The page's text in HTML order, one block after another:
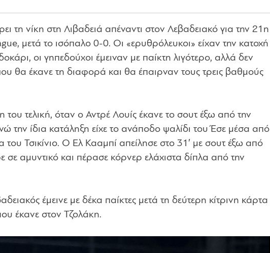
τη νίκη στη Λιβαδειά απέναντι στον Λεβαδειακό για την 21η
μετά το ισόπαλο 0-0. Οι «ερυθρόλευκοι» είχαν την κατοχή
οι γηπεδούχοι έμειναν με παίκτη λιγότερο, αλλά δεν
θα έκανε τη διαφορά και θα έπαιρναν τους τρεις βαθμούς
του τελική, όταν ο Αντρέ Λουίς έκανε το σουτ έξω από την
την ίδια κατάληξη είχε το ανάποδο ψαλίδι του Έσε μέσα από
του Τσικίνιο. Ο Ελ Κααμπί απείλησε στο 31′ με σουτ έξω από
αμυντικό και πέρασε κόρνερ ελάχιστα δίπλα από την
έμεινε με δέκα παίκτες μετά τη δεύτερη κίτρινη κάρτα
έκανε στον Τζολάκη.